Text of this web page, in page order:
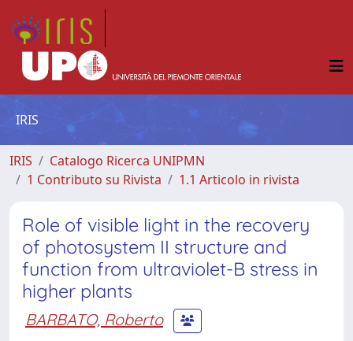
IRIS
IRIS
Catalogo Ricerca UNIPMN
1 Contributo su Rivista
1.1 Articolo in rivista
Role of visible light in the recovery
of photosystem II structure and
function from ultraviolet-B stress in
higher plants
BARBATO, Roberto